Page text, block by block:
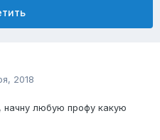
2018
начну любую профу какую